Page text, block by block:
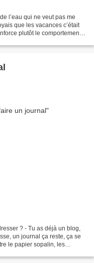
l’eau qui ne veut pas me
que les vacances c’était
plutôt le comportement
? - Tu as déjà un blog,
un journal ça reste, ça se
le papier sopalin, les